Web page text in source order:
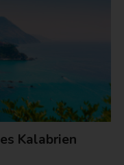
Kalabrien